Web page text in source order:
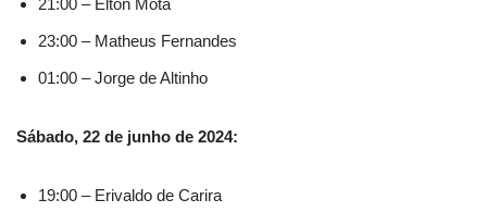
21:00 – Elton Mota
23:00 – Matheus Fernandes
01:00 – Jorge de Altinho
Sábado, 22 de junho de 2024:
19:00 – Erivaldo de Carira